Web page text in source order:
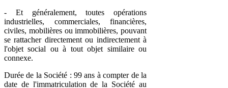
- Et généralement, toutes opérations
industrielles, commerciales, financières,
civiles, mobilières ou immobilières, pouvant
se rattacher directement ou indirectement à
l'objet social ou à tout objet similaire ou
connexe.
Durée de la Société : 99 ans à compter de la
date de l'immatriculation de la Société au